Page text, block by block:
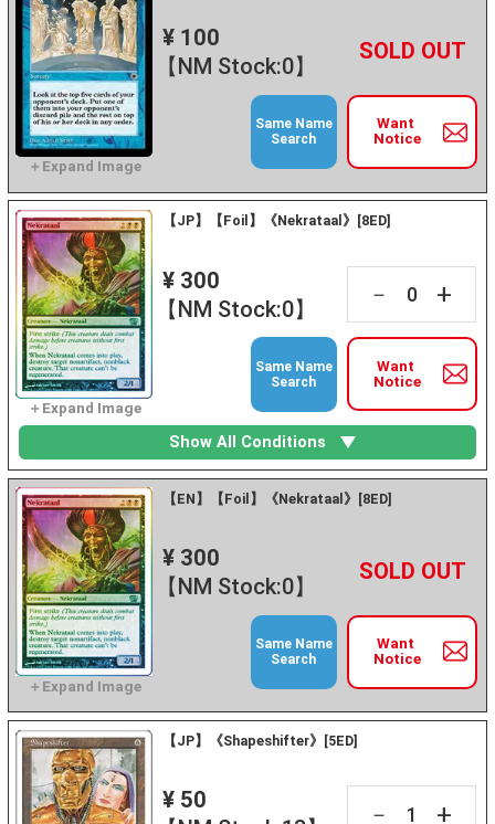
¥ 100
【NM Stock:0】
－ +
Want
Notice
Same Name
Search
【JP】【Foil】《Nekrataal》[8ED]
¥ 300
【NM Stock:0】
－ +
Want
Notice
Same Name
Search
Show All Conditions
【EN】【Foil】《Nekrataal》[8ED]
¥ 300
【NM Stock:0】
－ +
Want
Notice
Same Name
Search
【JP】《Shapeshifter》[5ED]
¥ 50
－ +